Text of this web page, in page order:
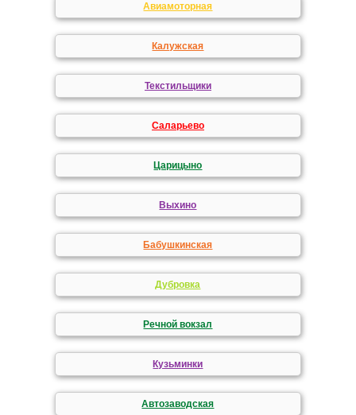
Авиамоторная
Калужская
Текстильщики
Саларьево
Царицыно
Выхино
Бабушкинская
Дубровка
Речной вокзал
Кузьминки
Автозаводская